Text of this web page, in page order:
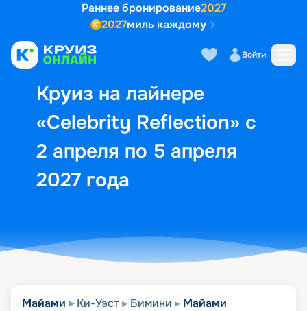
Раннее бронирование2027
2027миль каждому
Войти
Круиз на лайнере
«Celebrity Reflection» с
2 апреля по 5 апреля
2027 года
Выбор кают Маршрут и
Майами Ки-Уэст Бимини Майами